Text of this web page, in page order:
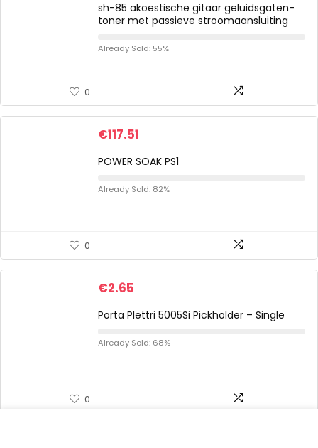
sh-85 akoestische gitaar geluidsgaten-
toner met passieve stroomaansluiting
Already Sold: 55%
0
€117.51
POWER SOAK PS1
Already Sold: 82%
0
€2.65
Porta Plettri 5005Si Pickholder – Single
Already Sold: 68%
0